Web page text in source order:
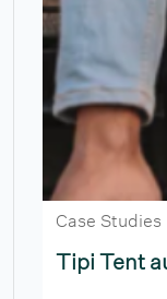
Case Studies
Tipi Tent